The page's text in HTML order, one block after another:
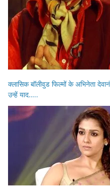
क्लासिक बॉलीवुड फिल्मों के अभिनेता
उन्हें याद…..